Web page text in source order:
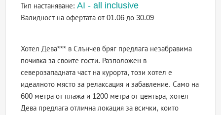
Тип настаняване:AI - all inclusive
Валидност на офертатаот 01.06 до 30.09
Хотел Дева*** в Слънчев бряг предлага незабравима
почивка за своите гости. Разположен в
северозападната част на курорта, този хотел е
идеалното място за релаксация и забавление. Само на
600 метра от плажа и 1200 метра от центъра, хотел
Дева предлага отлична локация за всички, които